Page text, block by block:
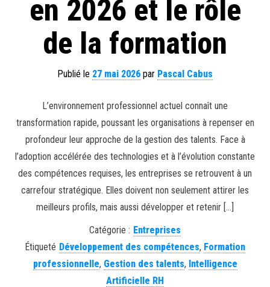
en 2026 et le rôle
de la formation
Publié le 27 mai 2026 par Pascal Cabus
L’environnement professionnel actuel connaît une
transformation rapide, poussant les organisations à repenser en
profondeur leur approche de la gestion des talents. Face à
l’adoption accélérée des technologies et à l’évolution constante
des compétences requises, les entreprises se retrouvent à un
carrefour stratégique. Elles doivent non seulement attirer les
meilleurs profils, mais aussi développer et retenir […]
Catégorie : Entreprises
Étiqueté Développement des compétences, Formation
professionnelle, Gestion des talents, Intelligence
Artificielle RH